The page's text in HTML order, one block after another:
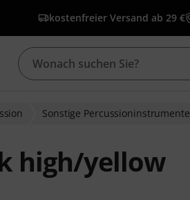
kostenfreier Versand ab 29 €
Sonstige Percussioninstrumente
high/yellow